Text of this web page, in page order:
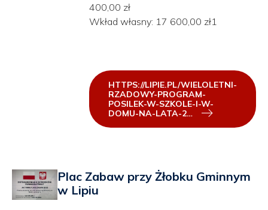
400,00 zł
Wkład własny: 17 600,00 zł1
HTTPS://LIPIE.PL/WIELOLETNI-
RZADOWY-PROGRAM-
POSILEK-W-SZKOLE-I-W-
DOMU-NA-LATA-2…
Plac Zabaw przy Żłobku Gminnym
w Lipiu